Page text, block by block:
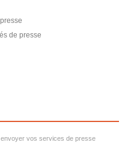
de presse
envoyer vos services de presse